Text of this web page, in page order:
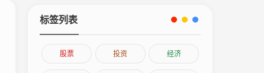
蝶变之路
标签列表
股票 投资 经济